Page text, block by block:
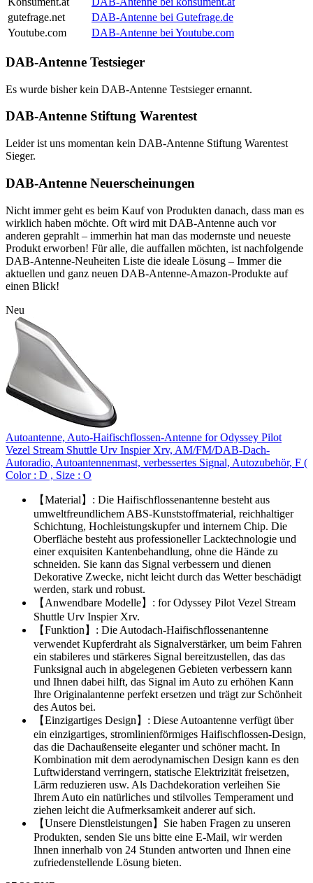
gutefrage.net
DAB-Antenne bei Gutefrage.de
Youtube.com
DAB-Antenne bei Youtube.com
DAB-Antenne Testsieger
Es wurde bisher kein DAB-Antenne Testsieger ernannt.
DAB-Antenne Stiftung Warentest
Leider ist uns momentan kein DAB-Antenne Stiftung Warentest
Sieger.
DAB-Antenne Neuerscheinungen
Nicht immer geht es beim Kauf von Produkten danach, dass man es
wirklich haben möchte. Oft wird mit DAB-Antenne auch vor
anderen geprahlt – immerhin hat man das modernste und neueste
Produkt erworben! Für alle, die auffallen möchten, ist nachfolgende
DAB-Antenne-Neuheiten Liste die ideale Lösung – Immer die
aktuellen und ganz neuen DAB-Antenne-Amazon-Produkte auf
einen Blick!
Neu
Autoantenne, Auto-Haifischflossen-Antenne for Odyssey Pilot
Vezel Stream Shuttle Urv Inspier Xrv, AM/FM/DAB-Dach-
Autoradio, Autoantennenmast, verbessertes Signal, Autozubehör, F (
Color : D , Size : O
【Material】: Die Haifischflossenantenne besteht aus
umweltfreundlichem ABS-Kunststoffmaterial, reichhaltiger
Schichtung, Hochleistungskupfer und internem Chip. Die
Oberfläche besteht aus professioneller Lacktechnologie und
einer exquisiten Kantenbehandlung, ohne die Hände zu
schneiden. Sie kann das Signal verbessern und dienen
Dekorative Zwecke, nicht leicht durch das Wetter beschädigt
werden, stark und robust.
【Anwendbare Modelle】: for Odyssey Pilot Vezel Stream
Shuttle Urv Inspier Xrv.
【Funktion】: Die Autodach-Haifischflossenantenne
verwendet Kupferdraht als Signalverstärker, um beim Fahren
ein stabileres und stärkeres Signal bereitzustellen, das das
Funksignal auch in abgelegenen Gebieten verbessern kann
und Ihnen dabei hilft, das Signal im Auto zu erhöhen Kann
Ihre Originalantenne perfekt ersetzen und trägt zur Schönheit
des Autos bei.
【Einzigartiges Design】: Diese Autoantenne verfügt über
ein einzigartiges, stromlinienförmiges Haifischflossen-Design,
das die Dachaußenseite eleganter und schöner macht. In
Kombination mit dem aerodynamischen Design kann es den
Luftwiderstand verringern, statische Elektrizität freisetzen,
Lärm reduzieren usw. Als Dachdekoration verleihen Sie
Ihrem Auto ein natürliches und stilvolles Temperament und
ziehen leicht die Aufmerksamkeit anderer auf sich.
【Unsere Dienstleistungen】Sie haben Fragen zu unseren
Produkten, senden Sie uns bitte eine E-Mail, wir werden
Ihnen innerhalb von 24 Stunden antworten und Ihnen eine
zufriedenstellende Lösung bieten.